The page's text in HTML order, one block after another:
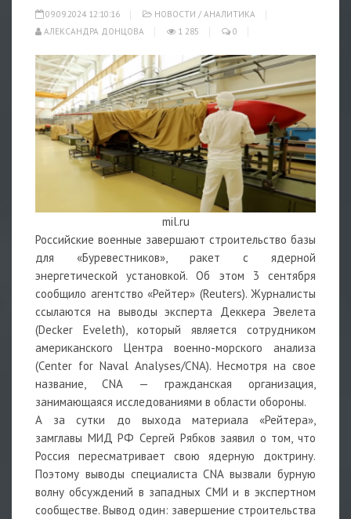
09.09.2024 12:10:16 НОВОСТИ / АНАЛИТИКА
АЛЕКСАНДРА ДОНЦОВА
1 285 0
mil.ru
Российские военные завершают строительство базы
для «Буревестников», ракет с ядерной
энергетической установкой. Об этом 3 сентября
сообщило агентство «Рейтер» (Reuters). Журналисты
ссылаются на выводы эксперта Деккера Эвелета
(Decker Eveleth), который является сотрудником
американского Центра военно-морского анализа
(Center for Naval Analyses/CNA). Несмотря на свое
название, CNA — гражданская организация,
занимающаяся исследованиями в области обороны.
А за сутки до выхода материала «Рейтера»,
замглавы МИД РФ Сергей Рябков заявил о том, что
Россия пересматривает свою ядерную доктрину.
Поэтому выводы специалиста CNA вызвали бурную
волну обсуждений в западных СМИ и в экспертном
сообществе. Вывод один: завершение строительства